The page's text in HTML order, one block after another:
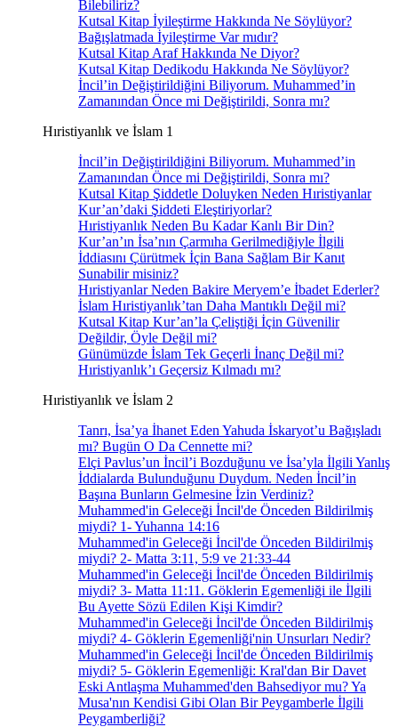
Bilebiliriz?
Kutsal Kitap İyileştirme Hakkında Ne Söylüyor?
Bağışlatmada İyileştirme Var mıdır?
Kutsal Kitap Araf Hakkında Ne Diyor?
Kutsal Kitap Dedikodu Hakkında Ne Söylüyor?
İncil’in Değiştirildiğini Biliyorum. Muhammed’in
Zamanından Önce mi Değiştirildi, Sonra mı?
Hıristiyanlık ve İslam 1
İncil’in Değiştirildiğini Biliyorum. Muhammed’in
Zamanından Önce mi Değiştirildi, Sonra mı?
Kutsal Kitap Şiddetle Doluyken Neden Hıristiyanlar
Kur’an’daki Şiddeti Eleştiriyorlar?
Hıristiyanlık Neden Bu Kadar Kanlı Bir Din?
Kur’an’ın İsa’nın Çarmıha Gerilmediğiyle İlgili
İddiasını Çürütmek İçin Bana Sağlam Bir Kanıt
Sunabilir misiniz?
Hıristiyanlar Neden Bakire Meryem’e İbadet Ederler?
İslam Hıristiyanlık’tan Daha Mantıklı Değil mi?
Kutsal Kitap Kur’an’la Çeliştiği İçin Güvenilir
Değildir, Öyle Değil mi?
Günümüzde İslam Tek Geçerli İnanç Değil mi?
Hıristiyanlık’ı Geçersiz Kılmadı mı?
Hıristiyanlık ve İslam 2
Tanrı, İsa’ya İhanet Eden Yahuda İskaryot’u Bağışladı
mı? Bugün O Da Cennette mi?
Elçi Pavlus’un İncil’i Bozduğunu ve İsa’yla İlgili Yanlış
İddialarda Bulunduğunu Duydum. Neden İncil’in
Başına Bunların Gelmesine İzin Verdiniz?
Muhammed'in Geleceği İncil'de Önceden Bildirilmiş
miydi? 1- Yuhanna 14:16
Muhammed'in Geleceği İncil'de Önceden Bildirilmiş
miydi? 2- Matta 3:11, 5:9 ve 21:33-44
Muhammed'in Geleceği İncil'de Önceden Bildirilmiş
miydi? 3- Matta 11:11. Göklerin Egemenliği ile İlgili
Bu Ayette Sözü Edilen Kişi Kimdir?
Muhammed'in Geleceği İncil'de Önceden Bildirilmiş
miydi? 4- Göklerin Egemenliği'nin Unsurları Nedir?
Muhammed'in Geleceği İncil'de Önceden Bildirilmiş
miydi? 5- Göklerin Egemenliği: Kral'dan Bir Davet
Eski Antlaşma Muhammed'den Bahsediyor mu? Ya
Musa'nın Kendisi Gibi Olan Bir Peygamberle İlgili
Peygamberliği?